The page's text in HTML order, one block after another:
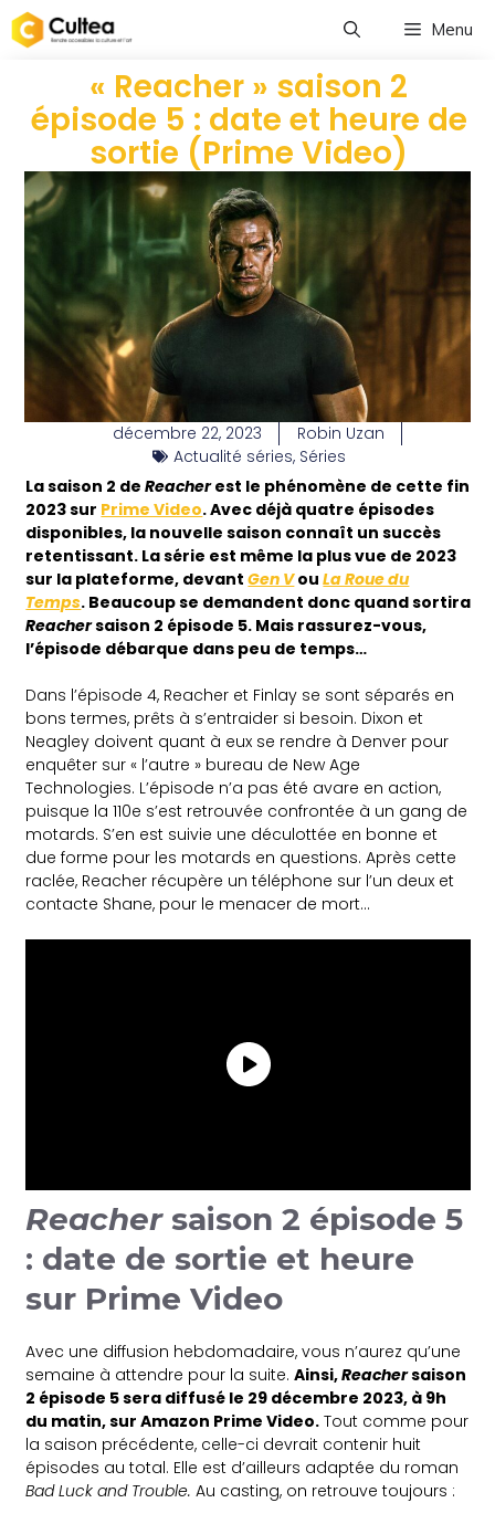
Menu
« Reacher » saison 2
épisode 5 : date et heure de
sortie (Prime Video)
décembre 22, 2023
Robin Uzan
Actualité séries, Séries
La saison 2 deReacherest le phénomène de cette fin
2023 sur Prime Video. Avec déjà quatre épisodes
disponibles, la nouvelle saison connaît un succès
retentissant. La série est même la plus vue de 2023
sur la plateforme, devantGen VouLa Roue du
Temps. Beaucoup se demandent donc quand sortira
Reachersaison 2 épisode 5. Mais rassurez-vous,
l’épisode débarque dans peu de temps…
Dans l’épisode 4, Reacher et Finlay se sont séparés en
bons termes, prêts à s’entraider si besoin. Dixon et
Neagley doivent quant à eux se rendre à Denver pour
enquêter sur « l’autre » bureau de New Age
Technologies. L’épisode n’a pas été avare en action,
puisque la 110e s’est retrouvée confrontée à un gang de
motards. S’en est suivie une déculottée en bonne et
due forme pour les motards en questions. Après cette
raclée, Reacher récupère un téléphone sur l’un deux et
contacte Shane, pour le menacer de mort…
Reachersaison 2 épisode 5
: date de sortie et heure
sur Prime Video
Avec une diffusion hebdomadaire, vous n’aurez qu’une
semaine à attendre pour la suite.Ainsi,Reachersaison
2 épisode 5 sera diffusé le 29 décembre 2023, à 9h
du matin, sur Amazon Prime Video. Tout comme pour
la saison précédente, celle-ci devrait contenir huit
épisodes au total. Elle est d’ailleurs adaptée du roman
Bad Luck and Trouble. Au casting, on retrouve toujours :